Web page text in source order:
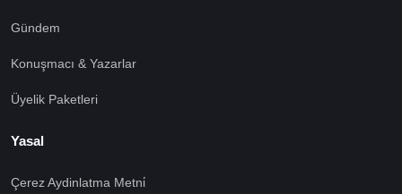
Gündem
Konuşmacı & Yazarlar
Üyelik Paketleri
Yasal
Çerez Aydinlatma Metni̇